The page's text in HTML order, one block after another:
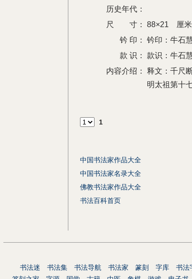
历史年代：
尺 寸：
88×21 厘米
钤 印：
钤印：牛石
款 识：
款识：牛石
内容介绍：
释文：千尺
明太祖第十
1
中国书法家作品大全
中国书法家名录大全
佛教书法家作品大全
书法百科首页
书法迷
书法集 书法导航 书法家 篆刻 字库 书法